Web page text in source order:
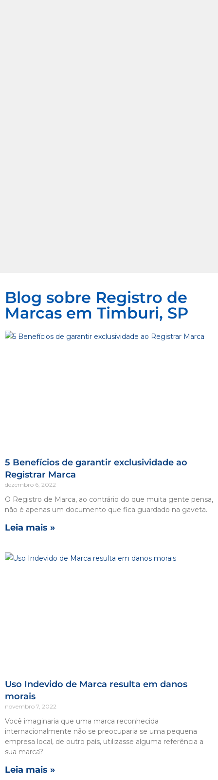
Blog sobre Registro de
Marcas em Timburi, SP
5 Benefícios de garantir exclusividade ao
Registrar Marca
dezembro 6, 2022
O Registro de Marca, ao contrário do que muita gente pensa,
não é apenas um documento que fica guardado na gaveta.
Leia mais »
Uso Indevido de Marca resulta em danos
morais
novembro 7, 2022
Você imaginaria que uma marca reconhecida
internacionalmente não se preocuparia se uma pequena
empresa local, de outro país, utilizasse alguma referência a
sua marca?
Leia mais »